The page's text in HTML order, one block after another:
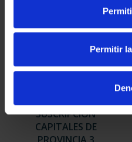
Permitir
SUSCRIPCIÓN
CAPITALES DE